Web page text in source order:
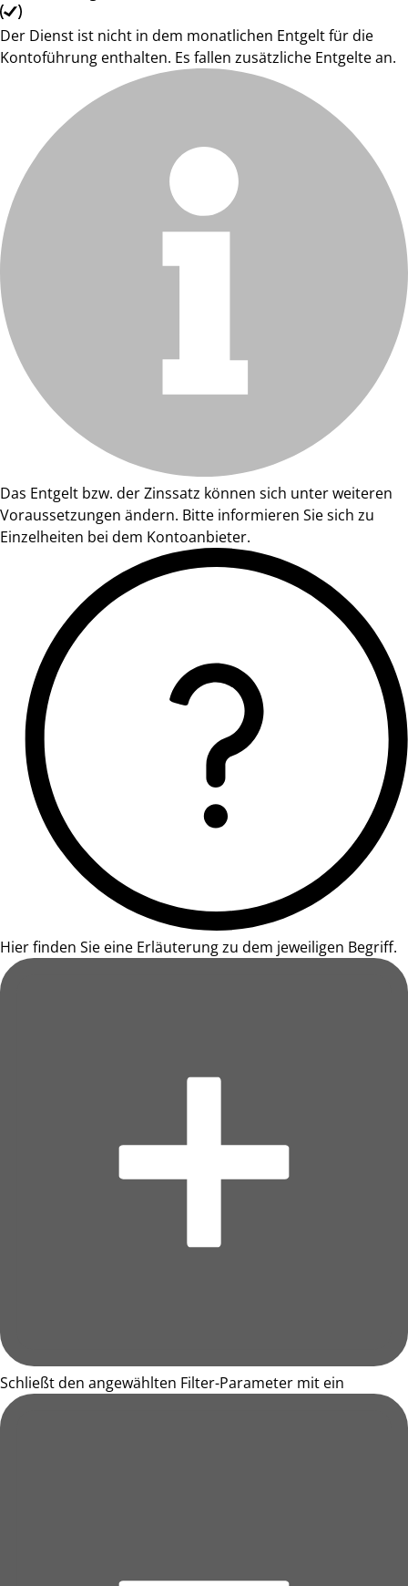
Der Dienst ist nicht in dem monatlichen Entgelt für die
Kontoführung enthalten. Es fallen zusätzliche Entgelte an.
Das Entgelt bzw. der Zinssatz können sich unter weiteren
Voraussetzungen ändern. Bitte informieren Sie sich zu
Einzelheiten bei dem Kontoanbieter.
Hier finden Sie eine Erläuterung zu dem jeweiligen Begriff.
Schließt den angewählten Filter-Parameter mit ein